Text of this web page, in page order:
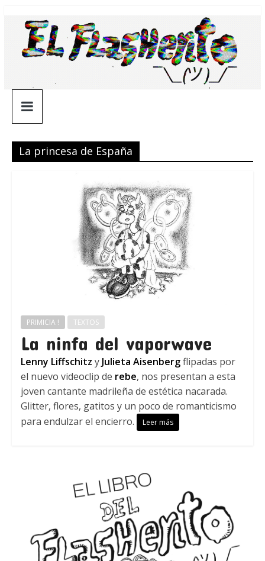
contenido
¯\_(ツ)_/
¯
La princesa de España
PRIMICIA ! TEXTOS
La ninfa del vaporwave
Lenny Liffschitz y Julieta Aisenbergflipadas por
el nuevo videoclip de rebe, nos presentan a esta
joven cantante madrileña de estética nacarada.
Glitter, flores, gatitos y un poco de romanticismo
para endulzar el encierro.
Leer más